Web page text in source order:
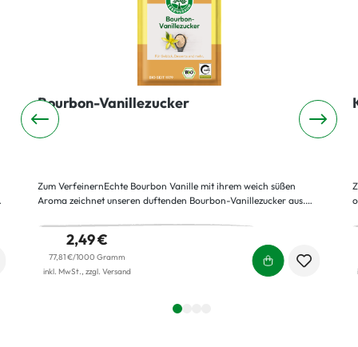
Bourbon-Vanillezucker
Zum VerfeinernEchte Bourbon Vanille mit ihrem weich süßen
Aroma zeichnet unseren duftenden Bourbon-Vanillezucker aus.
2,49 €
77,81 €/1000 Gramm
inkl. MwSt., zzgl. Versand